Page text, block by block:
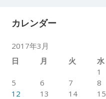
カレンダー
2017年3月
日
月 火 水
1
5
6 7 8
12
13 14 15